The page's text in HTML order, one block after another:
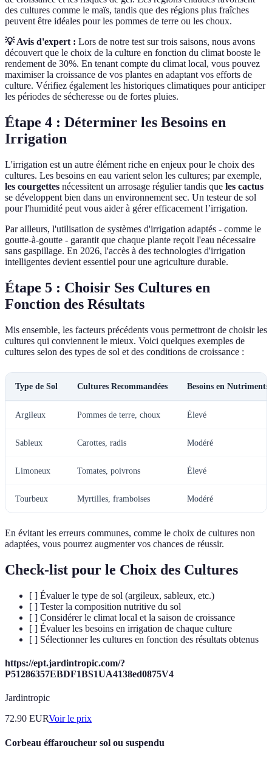
des cultures comme le maïs, tandis que des régions plus fraîches
peuvent être idéales pour les pommes de terre ou les choux.
💡 Avis d'expert : Lors de notre test sur trois saisons, nous avons
découvert que le choix de la culture en fonction du climat booste le
rendement de 30%. En tenant compte du climat local, vous pouvez
maximiser la croissance de vos plantes en adaptant vos efforts de
culture. Vérifiez également les historiques climatiques pour anticiper
les périodes de sécheresse ou de fortes pluies.
Étape 4 : Déterminer les Besoins en
Irrigation
L'irrigation est un autre élément riche en enjeux pour le choix des
cultures. Les besoins en eau varient selon les cultures; par exemple,
les courgettes nécessitent un arrosage régulier tandis que les cactus
se développent bien dans un environnement sec. Un testeur de sol
pour l'humidité peut vous aider à gérer efficacement l’irrigation.
Par ailleurs, l'utilisation de systèmes d'irrigation adaptés - comme le
goutte-à-goutte - garantit que chaque plante reçoit l'eau nécessaire
sans gaspillage. En 2026, l'accès à des technologies d'irrigation
intelligentes devient essentiel pour une agriculture durable.
Étape 5 : Choisir Ses Cultures en
Fonction des Résultats
Mis ensemble, les facteurs précédents vous permettront de choisir les
cultures qui conviennent le mieux. Voici quelques exemples de
cultures selon des types de sol et des conditions de croissance :
Type de Sol Cultures Recommandées Besoins en Nutriments
Argileux Pommes de terre, choux Élevé
Sableux Carottes, radis Modéré
Limoneux Tomates, poivrons Élevé
Tourbeux Myrtilles, framboises Modéré
En évitant les erreurs communes, comme le choix de cultures non
adaptées, vous pourrez augmenter vos chances de réussir.
Check-list pour le Choix des Cultures
[ ] Évaluer le type de sol (argileux, sableux, etc.)
[ ] Tester la composition nutritive du sol
[ ] Considérer le climat local et la saison de croissance
[ ] Évaluer les besoins en irrigation de chaque culture
[ ] Sélectionner les cultures en fonction des résultats obtenus
https://ept.jardintropic.com/?
P51286357EBDF1BS1UA4138ed0875V4
Jardintropic
72.90 EURVoir le prix
Corbeau éffaroucheur sol ou suspendu